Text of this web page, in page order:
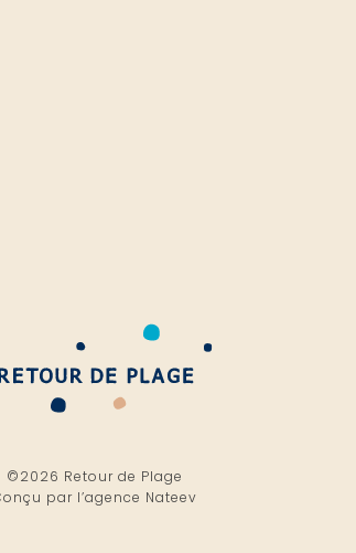
©2026 Retour de Plage
par l’agence Nateev